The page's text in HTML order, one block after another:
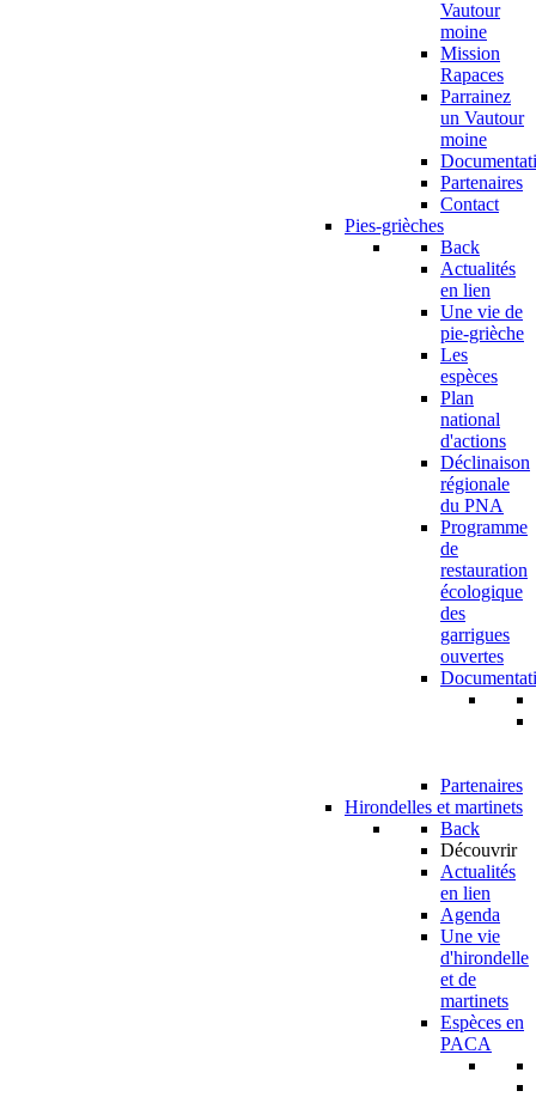
Vautour
moine
Mission
Rapaces
Parrainez
un Vautour
moine
Partenaires
Contact
Pies-grièches
Back
Actualités
en lien
Une vie de
pie-grièche
Les
espèces
Plan
national
d'actions
Déclinaison
régionale
du PNA
Programme
de
restauration
écologique
des
garrigues
ouvertes
Partenaires
Hirondelles et martinets
Back
Découvrir
Actualités
en lien
Agenda
Une vie
d'hirondelle
et de
martinets
Espèces en
PACA